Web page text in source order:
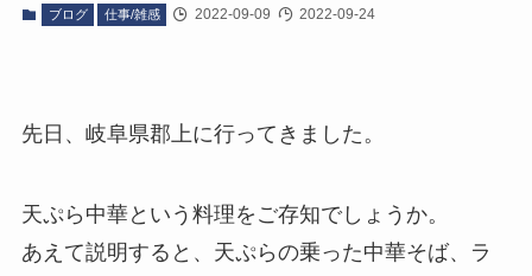
ブログ 仕事/雑感 2022-09-09 2022-09-24
先日、岐阜県郡上に行ってきました。
天ぷら中華という料理をご存知でしょうか。
あえて説明すると、天ぷらの乗った中華そば、ラ